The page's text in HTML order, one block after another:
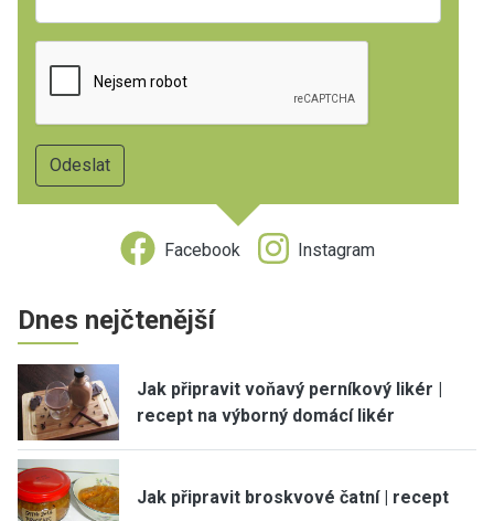
Facebook Instagram
Dnes nejčtenější
Jak připravit voňavý perníkový likér |
recept na výborný domácí likér
Jak připravit broskvové čatní | recept